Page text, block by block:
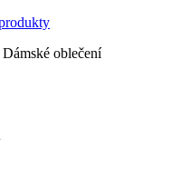
Dámské oblečení